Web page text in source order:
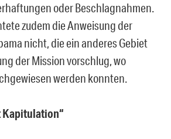
oder Beschlagnahmen.
zudem die Anweisung der
nicht, die ein anderes Gebiet
der Mission vorschlug, wo
werden konnten.